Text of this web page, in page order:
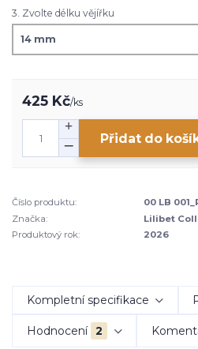
3. Zvolte délku vějířku
425 Kč/ks
Přidat do
Číslo produktu:
00 LB
Značka:
Lilibet
Produktový rok:
2026
Kompletní specifikace
Hodnocení 2